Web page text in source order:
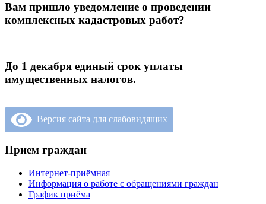
Вам пришло уведомление о проведении
комплексных кадастровых работ?
До 1 декабря единый срок уплаты
имущественных налогов.
Версия сайта для слабовидящих
Прием граждан
Интернет-приёмная
Информация о работе с обращениями граждан
График приёма